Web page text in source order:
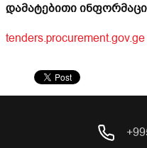
დამატებითი
tenders.procurement.gov.ge